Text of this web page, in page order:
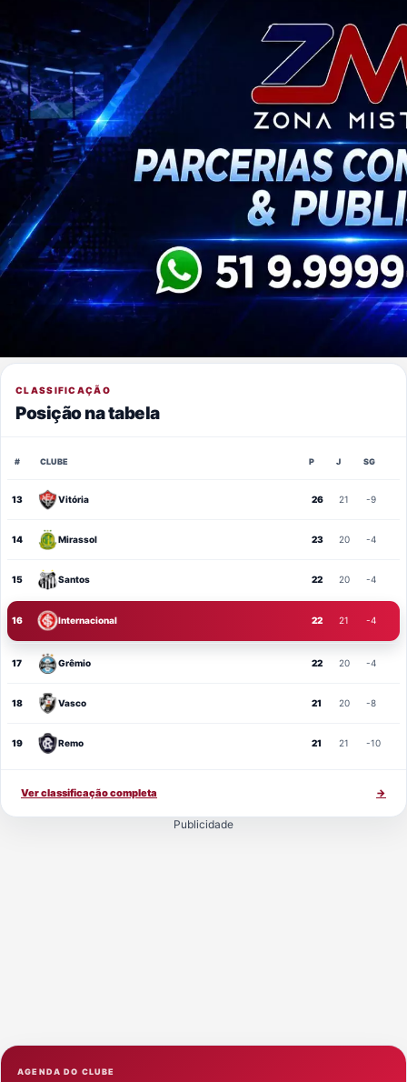
CLASSIFICAÇÃO
Posição na tabela
# CLUBE P J SG
13 Vitória 26 21 -9
14 Mirassol 23 20 -4
15 Santos 22 20 -4
16 Internacional 22 21 -4
17 Grêmio 22 20 -4
18 Vasco 21 20 -8
19 Remo 21 21 -10
Ver classificação completa →
Publicidade
AGENDA DO CLUBE